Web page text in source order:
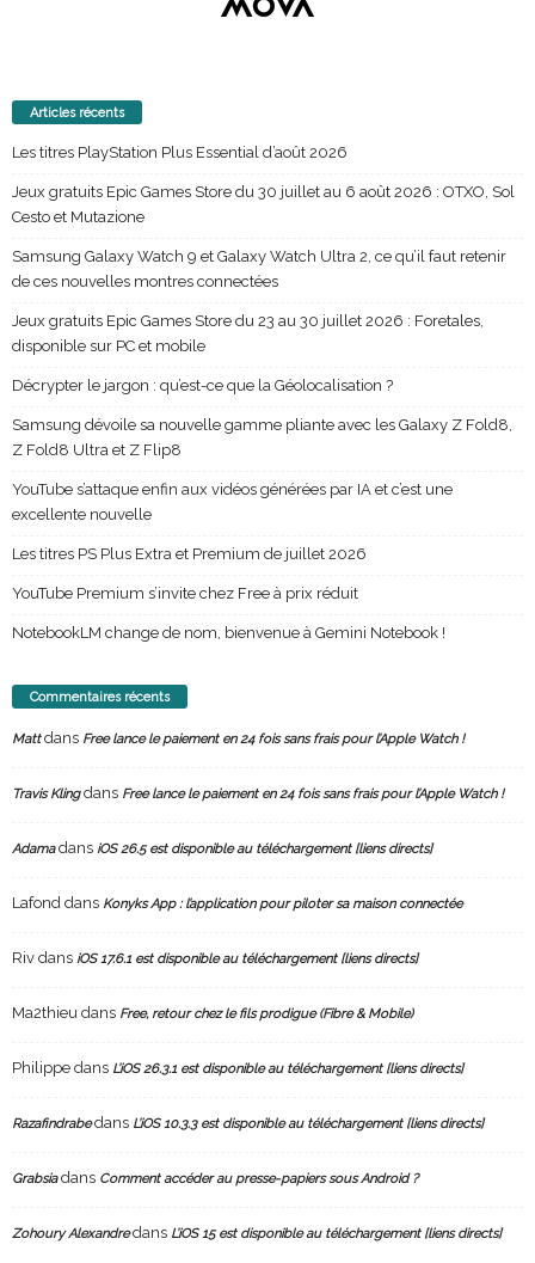
Articles récents
Les titres PlayStation Plus Essential d’août 2026
Jeux gratuits Epic Games Store du 30 juillet au 6 août 2026 : OTXO, Sol
Cesto et Mutazione
Samsung Galaxy Watch 9 et Galaxy Watch Ultra 2, ce qu’il faut retenir
de ces nouvelles montres connectées
Jeux gratuits Epic Games Store du 23 au 30 juillet 2026 : Foretales,
disponible sur PC et mobile
Décrypter le jargon : qu’est-ce que la Géolocalisation ?
Samsung dévoile sa nouvelle gamme pliante avec les Galaxy Z Fold8,
Z Fold8 Ultra et Z Flip8
YouTube s’attaque enfin aux vidéos générées par IA et c’est une
excellente nouvelle
Les titres PS Plus Extra et Premium de juillet 2026
YouTube Premium s’invite chez Free à prix réduit
NotebookLM change de nom, bienvenue à Gemini Notebook !
Commentaires récents
Mattdans Free lance le paiement en 24 fois sans frais pour l’Apple Watch !
Travis Klingdans Free lance le paiement en 24 fois sans frais pour l’Apple Watch !
Adamadans iOS 26.5 est disponible au téléchargement [liens directs]
Lafond dans Konyks App : l’application pour piloter sa maison connectée
Riv dans iOS 17.6.1 est disponible au téléchargement [liens directs]
Ma2thieu dans Free, retour chez le fils prodigue (Fibre & Mobile)
Philippe dans L’iOS 26.3.1 est disponible au téléchargement [liens directs]
Razafindrabedans L’iOS 10.3.3 est disponible au téléchargement [liens directs]
Grabsiadans Comment accéder au presse-papiers sous Android ?
Zohoury Alexandredans L’iOS 15 est disponible au téléchargement [liens directs]